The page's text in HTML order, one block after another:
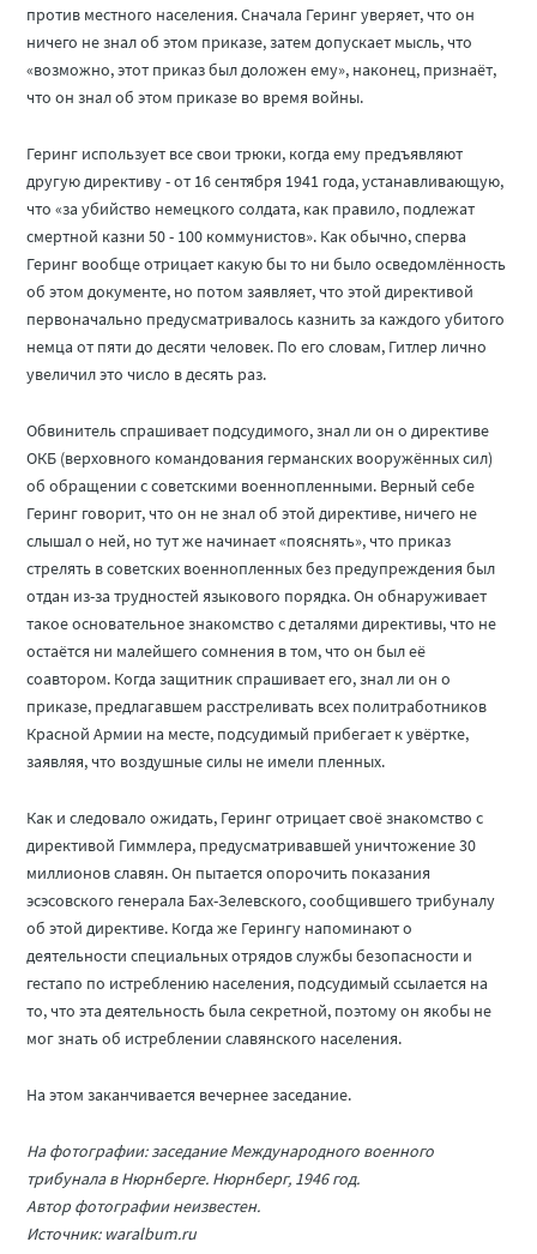
против местного населения. Сначала Геринг уверяет, что он
ничего не знал об этом приказе, затем допускает мысль, что
«возможно, этот приказ был доложен ему», наконец, признаёт,
что он знал об этом приказе во время войны.
Геринг использует все свои трюки, когда ему предъявляют
другую директиву - от 16 сентября 1941 года, устанавливающую,
что «за убийство немецкого солдата, как правило, подлежат
смертной казни 50 - 100 коммунистов». Как обычно, сперва
Геринг вообще отрицает какую бы то ни было осведомлённость
об этом документе, но потом заявляет, что этой директивой
первоначально предусматривалось казнить за каждого убитого
немца от пяти до десяти человек. По его словам, Гитлер лично
увеличил это число в десять раз.
Обвинитель спрашивает подсудимого, знал ли он о директиве
ОКБ (верховного командования германских вооружённых сил)
об обращении с советскими военнопленными. Верный себе
Геринг говорит, что он не знал об этой директиве, ничего не
слышал о ней, но тут же начинает «пояснять», что приказ
стрелять в советских военнопленных без предупреждения был
отдан из-за трудностей языкового порядка. Он обнаруживает
такое основательное знакомство с деталями директивы, что не
остаётся ни малейшего сомнения в том, что он был её
соавтором. Когда защитник спрашивает его, знал ли он о
приказе, предлагавшем расстреливать всех политработников
Красной Армии на месте, подсудимый прибегает к увёртке,
заявляя, что воздушные силы не имели пленных.
Как и следовало ожидать, Геринг отрицает своё знакомство с
директивой Гиммлера, предусматривавшей уничтожение 30
миллионов славян. Он пытается опорочить показания
эсэсовского генерала Бах-Зелевского, сообщившего трибуналу
об этой директиве. Когда же Герингу напоминают о
деятельности специальных отрядов службы безопасности и
гестапо по истреблению населения, подсудимый ссылается на
то, что эта деятельность была секретной, поэтому он якобы не
мог знать об истреблении славянского населения.
На этом заканчивается вечернее заседание.
На фотографии: заседание Международного военного
трибунала в Нюрнберге. Нюрнберг, 1946 год.
Автор фотографии неизвестен.
Источник: waralbum.ru